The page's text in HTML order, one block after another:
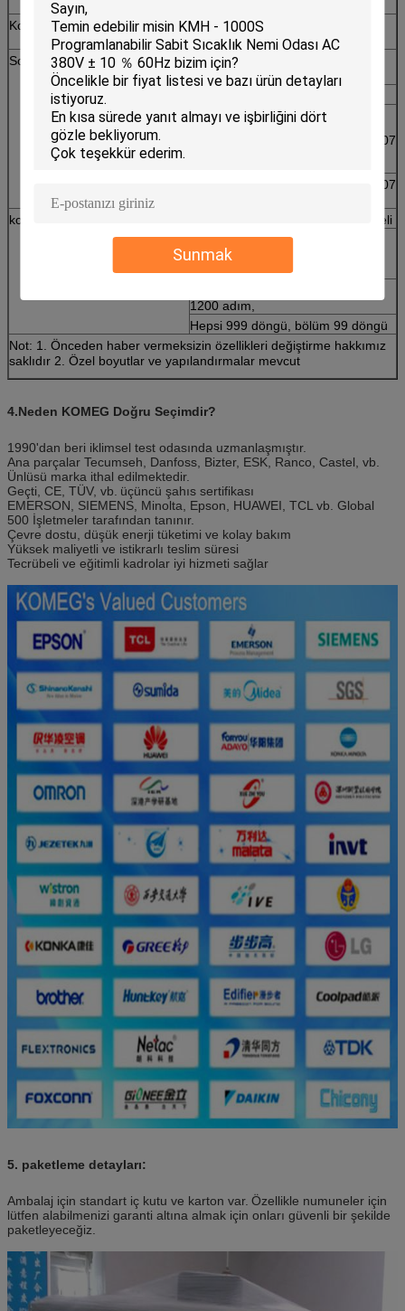
Sunmak
Kontrol sistemi
Dengeli Sıcaklık ve Nem Kontrolü
(BTHC) Sistemi
Soğutma sistemi
Hava Soğutmalı (Su Soğutmalı
opsiyoneldir)
Tek kademeli soğutma sistemi,
CFC içermeyen soğutucu (HFC-507
CFC içermeyen soğutucu (HFC-507
kontrolör
7 inç LCD Dokunmatik Ekran paneli
Çalışma modeli: çalışan
programlayın veya sabitleme
noktası
1200 adım,
Hepsi 999 döngü, bölüm 99 döngü
Not: 1. Önceden haber vermeksizin özellikleri değiştirme hakkımız
saklıdır 2. Özel boyutlar ve yapılandırmalar mevcut
4.Neden KOMEG Doğru Seçimdir?
1990'dan beri iklimsel test odasında uzmanlaşmıştır.
Ana parçalar Tecumseh, Danfoss, Bizter, ESK, Ranco, Castel, vb.
Ünlüsü marka ithal edilmektedir.
Geçti, CE, TÜV, vb. üçüncü şahıs sertifikası
EMERSON, SIEMENS, Minolta, Epson, HUAWEI, TCL vb. Global
500 İşletmeler tarafından tanınır.
Çevre dostu, düşük enerji tüketimi ve kolay bakım
Yüksek maliyetli ve istikrarlı teslim süresi
Tecrübeli ve eğitimli kadrolar iyi hizmeti sağlar
5. paketleme detayları:
Ambalaj için standart iç kutu ve karton var. Özellikle numuneler için
lütfen alabilmenizi garanti altına almak için onları güvenli bir şekilde
paketleyeceğiz.